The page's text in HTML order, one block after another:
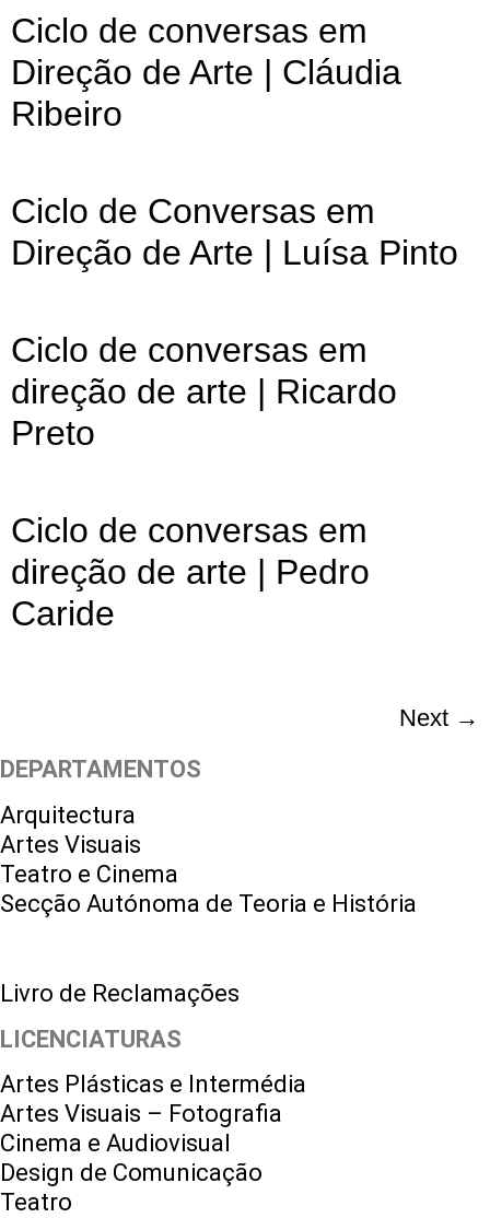
Ciclo de conversas em
Direção de Arte | Cláudia
Ribeiro
Ciclo de Conversas em
Direção de Arte | Luísa Pinto
Ciclo de conversas em
direção de arte | Ricardo
Preto
Ciclo de conversas em
direção de arte | Pedro
Caride
Next →
DEPARTAMENTOS
Arquitectura
Artes Visuais
Teatro e Cinema
Secção Autónoma de Teoria e História
Livro de Reclamações
LICENCIATURAS
Artes Plásticas e Intermédia
Artes Visuais – Fotografia
Cinema e Audiovisual
Design de Comunicação
Teatro